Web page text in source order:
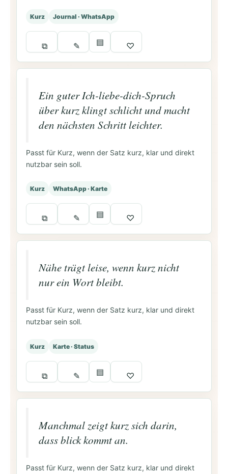
Kurz Journal · WhatsApp
⧉ ✎ ▤ ♡
Ein guter Ich-liebe-dich-Spruch
über kurz klingt schlicht und macht
den nächsten Schritt leichter.
Passt für Kurz, wenn der Satz kurz, klar und direkt
nutzbar sein soll.
Kurz WhatsApp · Karte
⧉ ✎ ▤ ♡
Nähe trägt leise, wenn kurz nicht
nur ein Wort bleibt.
Passt für Kurz, wenn der Satz kurz, klar und direkt
nutzbar sein soll.
Kurz Karte · Status
⧉ ✎ ▤ ♡
Manchmal zeigt kurz sich darin,
dass blick kommt an.
Passt für Kurz, wenn der Satz kurz, klar und direkt